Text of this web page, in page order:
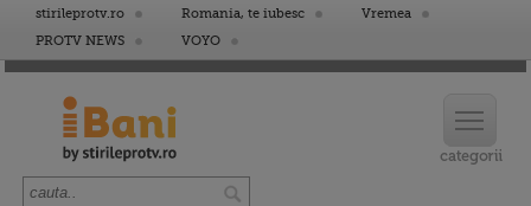
stirileprotv.ro Romania, te iubesc
Vremea
PROTV NEWS
VOYO